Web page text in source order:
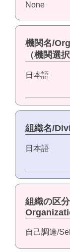
None
機関名/
（機関選
日本語
組織名/
日本語
組織の区
自己調達/